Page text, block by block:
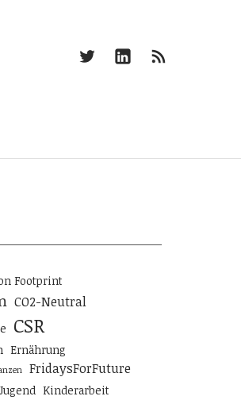
Footprint
CO2-Neutral
CSR
Ernährung
FridaysForFuture
Jugend Kinderarbeit